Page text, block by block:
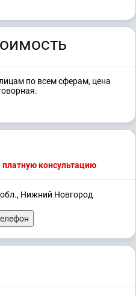
по всем сферам, цена
консультацию
Нижний Новгород